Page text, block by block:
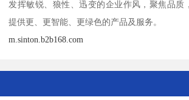
发挥敏锐、狼性、迅变的企业作风，聚焦品质
提供更、更智能、更绿色的产品及服务。
m.sinton.b2b168.com